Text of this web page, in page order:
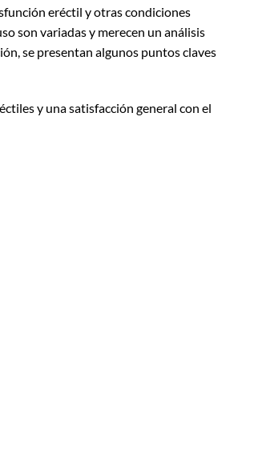
eréctil y otras condiciones
son variadas y merecen un análisis
se presentan algunos puntos claves
y una satisfacción general con el